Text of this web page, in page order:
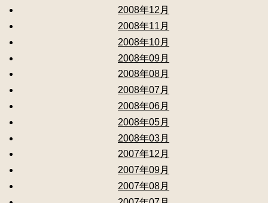
2008年12月
2008年11月
2008年10月
2008年09月
2008年08月
2008年07月
2008年06月
2008年05月
2008年03月
2007年12月
2007年09月
2007年08月